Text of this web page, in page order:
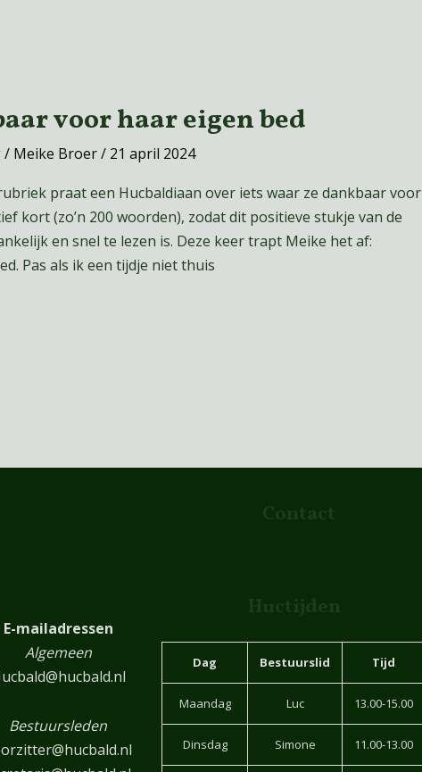
voor haar eigen bed
/ Meike Broer/ 21 april 2024
praat een Hucbaldiaan over iets waar ze dankbaar voor
kort (zo’n 200 woorden), zodat dit positieve stukje van de
en snel te lezen is. Deze keer trapt Meike het af:
Pas als ik een tijdje niet thuis
Contact
E-mailadressen
Algemeen
Bestuursleden
Huctijden
Dag Bestuurslid Tijd
Maandag Luc 13.00-15.00
Dinsdag Simone 11.00-13.00